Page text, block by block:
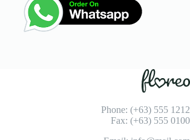
Phone: (+63) 555 1212
Fax: (+63) 555 0100